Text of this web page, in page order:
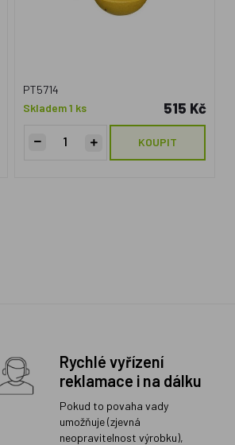
PT5714
Skladem 1 ks
515 Kč
KOUPIT
Rychlé vyřízení
reklamace i na dálku
Pokud to povaha vady
umožňuje (zjevná
neopravitelnost výrobku),